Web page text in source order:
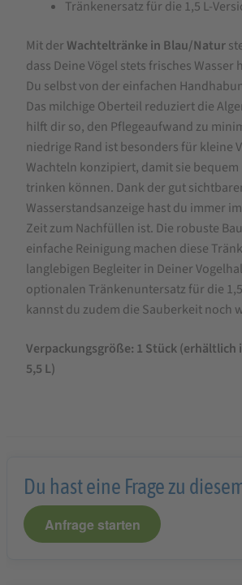
Tränkenersatz für die 1,5 L-
Mit derWachteltränke in Blau/Natur
dass Deine Vögel stets frisches Wasser
Du selbst von der einfachen
Das milchige Oberteil reduziert die
hilft dir so, den Pflegeaufwand zu
niedrige Rand ist besonders für kleine
Wachteln konzipiert, damit sie
trinken können. Dank der gut
Wasserstandsanzeige hast du immer
Zeit zum Nachfüllen ist. Die robuste
einfache Reinigung machen diese
langlebigen Begleiter in Deiner
optionalen Tränkenuntersatz für die
kannst du zudem die Sauberkeit noch
Verpackungsgröße: 1 Stück (erhältlich
5,5 L)
Du hast eine Frage zu
Anfrage starten